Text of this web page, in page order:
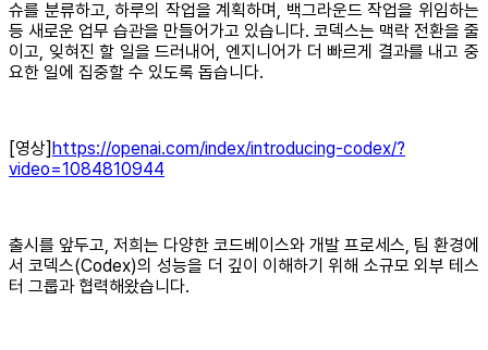
슈를 분류하고, 하루의 작업을 계획하며, 백그라운드 작업을 위임하는
등 새로운 업무 습관을 만들어가고 있습니다. 코덱스는 맥락 전환을 줄
이고, 잊혀진 할 일을 드러내어, 엔지니어가 더 빠르게 결과를 내고 중
요한 일에 집중할 수 있도록 돕습니다.
[영상]https://openai.com/index/introducing-codex/?
video=1084810944
출시를 앞두고, 저희는 다양한 코드베이스와 개발 프로세스, 팀 환경에
서 코덱스(Codex)의 성능을 더 깊이 이해하기 위해 소규모 외부 테스
터 그룹과 협력해왔습니다.